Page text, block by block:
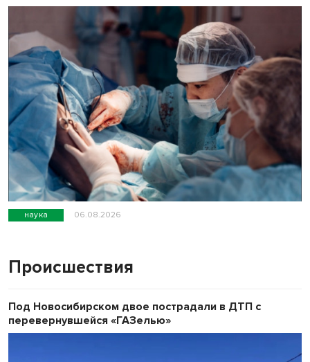
наука 06.08.2026
Происшествия
Под Новосибирском двое пострадали в ДТП с
перевернувшейся «ГАЗелью»